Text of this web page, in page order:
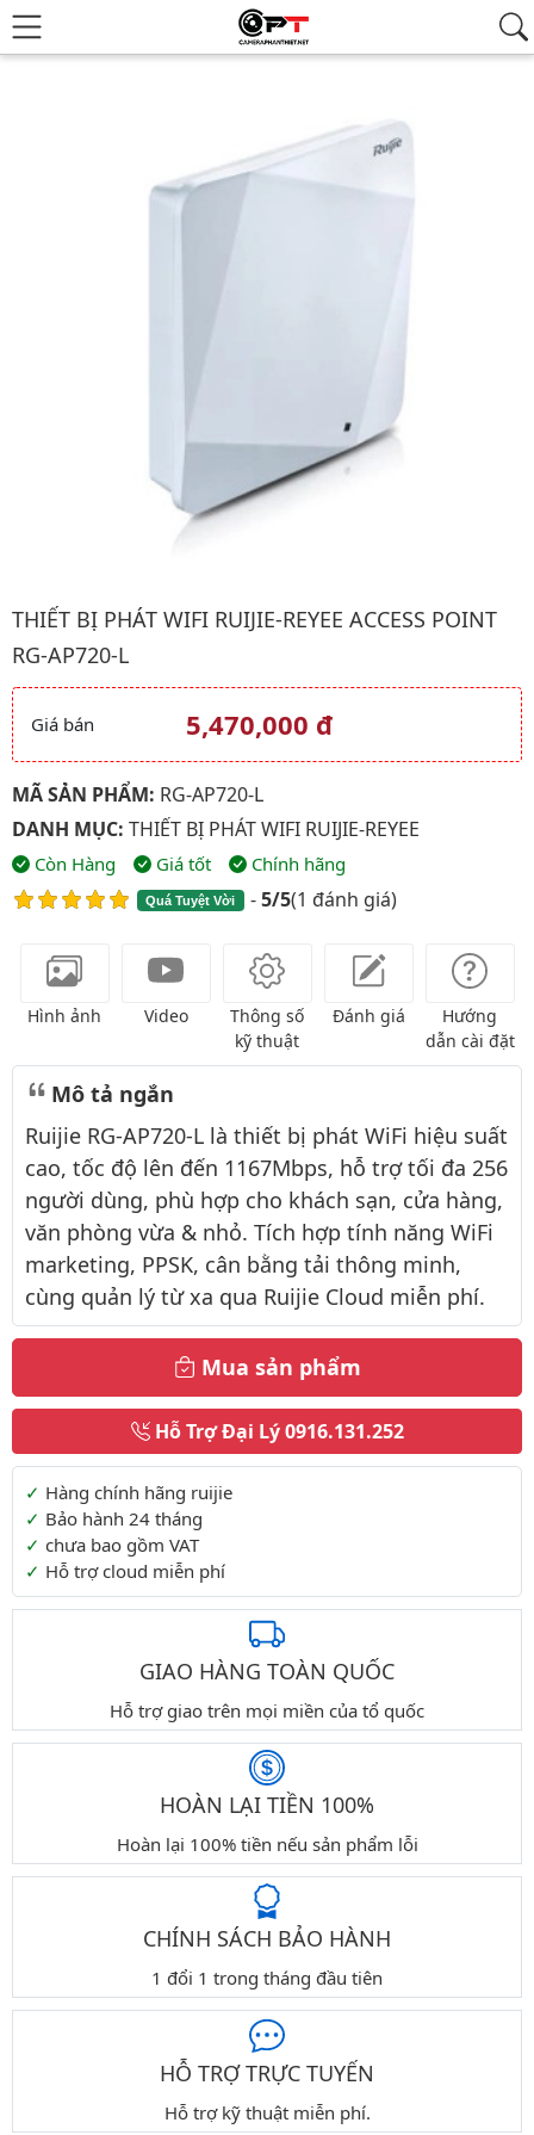
Hình ảnh đại diện của sản phẩm Thiết bị phát WIFI Ruijie-Reyee
THIẾT BỊ PHÁT WIFI RUIJIE-REYEE ACCESS POINT
RG-AP720-L
Giá và khuyến mãi
Giá bán 5,470,000 đ
MÃ SẢN PHẨM: RG-AP720-L
DANH MỤC: THIẾT BỊ PHÁT WIFI RUIJIE-REYEE
Còn Hàng Giá tốt Chính hãng
Quá Tuyệt Vời -5/5(1 đánh giá)
Hình ảnh Video
Thông số
kỹ thuật
Đánh giá
Hướng
dẫn cài đặt
Mô tả ngắn
Ruijie RG-AP720-L là thiết bị phát WiFi hiệu suất
cao, tốc độ lên đến 1167Mbps, hỗ trợ tối đa 256
người dùng, phù hợp cho khách sạn, cửa hàng,
văn phòng vừa & nhỏ. Tích hợp tính năng WiFi
marketing, PPSK, cân bằng tải thông minh,
cùng quản lý từ xa qua Ruijie Cloud miễn phí.
Mua sản phẩm
Hỗ Trợ Đại Lý0916.131.252
Thông tin thêm
Hàng chính hãng ruijie
Bảo hành 24 tháng
chưa bao gồm VAT
Hỗ trợ cloud miễn phí
GIAO HÀNG TOÀN QUỐC
Hỗ trợ giao trên mọi miền của tổ quốc
HOÀN LẠI TIỀN 100%
Hoàn lại 100% tiền nếu sản phẩm lỗi
CHÍNH SÁCH BẢO HÀNH
1 đổi 1 trong tháng đầu tiên
HỖ TRỢ TRỰC TUYẾN
Hỗ trợ kỹ thuật miễn phí.